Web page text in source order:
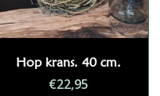
Hop krans. 40 cm.
€22,95